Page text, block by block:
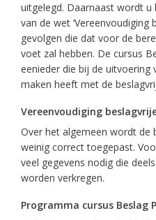
uitgelegd. Daarnaast wordt
van de wet ‘Vereenvoudiging
gevolgen die dat voor de
voet zal hebben. De cursus
eenieder die bij de uitvoering
maken heeft met de
Vereenvoudiging
Over het algemeen wordt de
weinig correct toegepast.
veel gegevens nodig die
worden verkregen.
Programma cursus Beslag